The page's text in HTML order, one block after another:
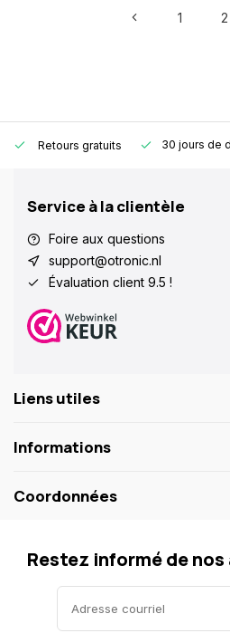
1 2
Retours gratuits 30 jours de
Service à la clientèle
Foire aux questions
support@otronic.nl
Évaluation client 9.5 !
Liens utiles
Informations
Coordonnées
Restez informé de